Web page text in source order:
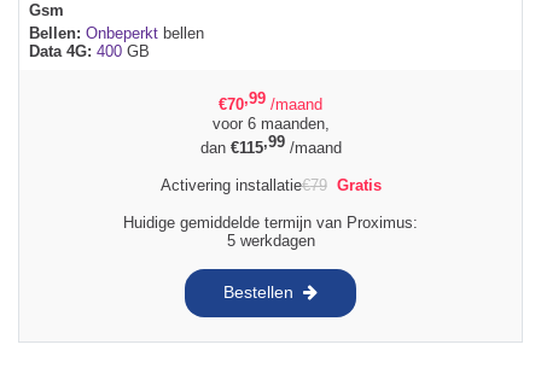
Gsm
Bellen: Onbeperkt bellen
Data 4G: 400 GB
€70,99 /maand
voor 6 maanden,
dan €115,99/maand
Activering installatie€79 Gratis
Huidige gemiddelde termijn van Proximus:
5 werkdagen
Bestellen